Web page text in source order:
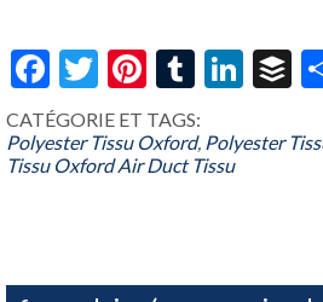
Facebook
Twitter
Pinterest
Tumblr
CATÉGORIE ET ​​TAGS:
Polyester Tissu Oxford, Polyester
Tissu Oxford Air Duct Tissu